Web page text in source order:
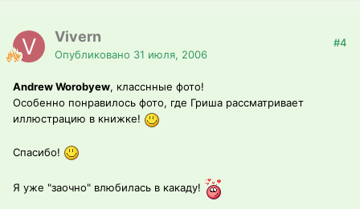
Vivern
Опубликовано 31 июля, 2006
#4
Andrew Worobyew, класснные фото!
Особенно понравилось фото, где Гриша рассматривает
иллюстрацию в книжке!
Спасибо!
Я уже "заочно" влюбилась в какаду!